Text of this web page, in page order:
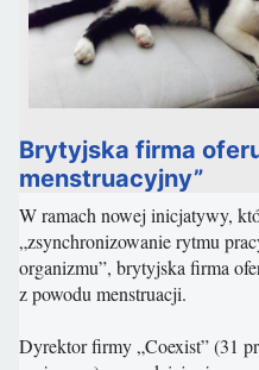
Brytyjska firma
menstruacyjny”
W ramach nowej inicjatywy,
„zsynchronizowanie rytmu
organizmu”, brytyjska firma
z powodu menstruacji.
Dyrektor firmy „Coexist” (31